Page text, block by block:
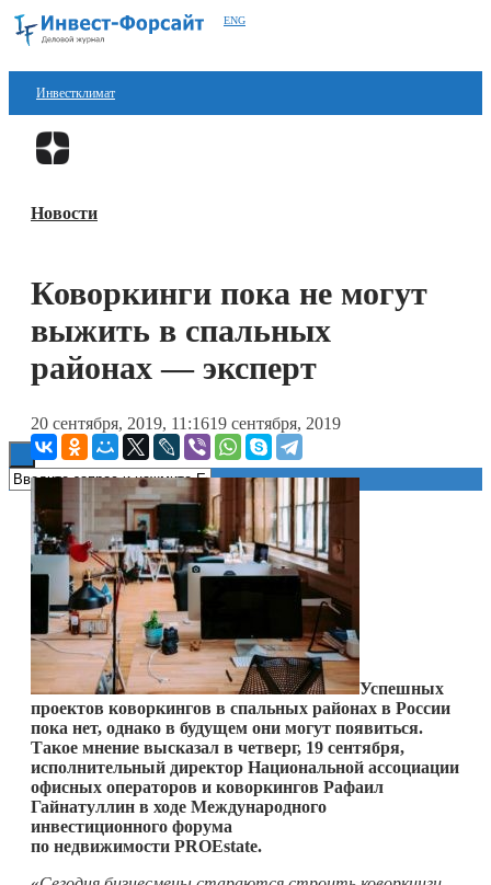
ENG
Инвестклимат
Финансы
Блокчейн
Новости
Коворкинги пока не могут
выжить в спальных
районах — эксперт
20 сентября, 2019, 11:1619 сентября, 2019
Успешных
проектов коворкингов в спальных районах в России
пока нет, однако в будущем они могут появиться.
Такое мнение высказал в четверг, 19 сентября,
исполнительный директор Национальной ассоциации
офисных операторов и коворкингов Рафаил
Гайнатуллин в ходе Международного
инвестиционного форума
по недвижимости PROEstate.